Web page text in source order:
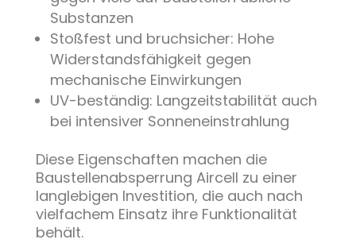
Substanzen
Stoßfest und bruchsicher: Hohe
Widerstandsfähigkeit gegen
mechanische Einwirkungen
UV-beständig: Langzeitstabilität auch
bei intensiver Sonneneinstrahlung
Diese Eigenschaften machen die
Baustellenabsperrung Aircell zu einer
langlebigen Investition, die auch nach
vielfachem Einsatz ihre Funktionalität
behält.